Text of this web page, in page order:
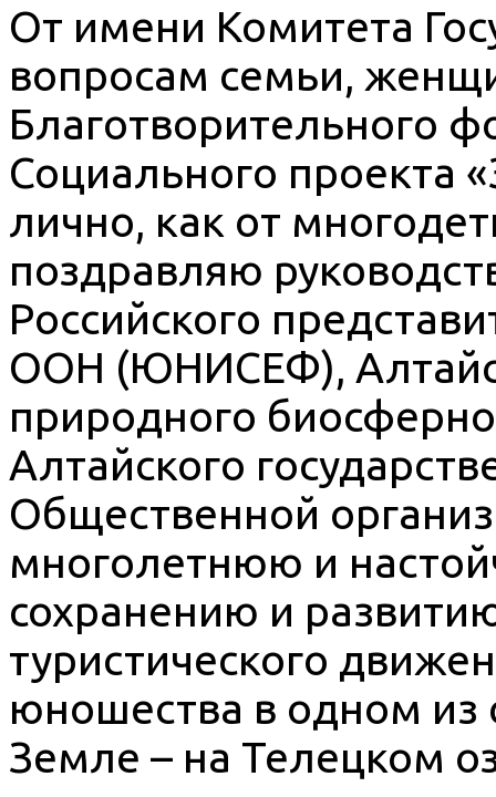
От имени Комитета
вопросам семьи,
Благотворительного
Социального проекта
лично, как от
поздравляю
Российского
ООН (ЮНИСЕФ),
природного
Алтайского
Общественной
многолетнюю и
сохранению и
туристического
юношества в одном из
Земле – на Телецком